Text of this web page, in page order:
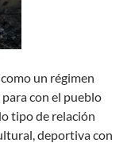
un régimen
con el pueblo
tipo de relación
deportiva con